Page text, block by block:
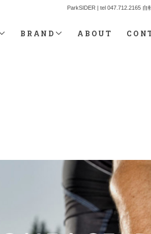
ParkSIDER | tel 047.712.2165
BRAND ABOUT